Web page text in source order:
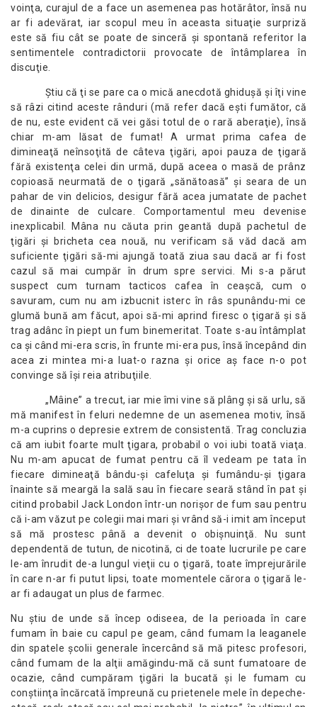
voinţa, curajul de a face un asemenea pas hotărâtor, însă nu
ar fi adevărat, iar scopul meu în aceasta situaţie surpriză
este să fiu cât se poate de sinceră şi spontană referitor la
sentimentele contradictorii provocate de întâmplarea în
discuţie.
Ştiu că ţi se pare ca o mică anecdotă ghiduşă şi îţi vine
să râzi citind aceste rânduri (mă refer dacă eşti fumător, că
de nu, este evident că vei găsi totul de o rară aberaţie), însă
chiar m-am lăsat de fumat! A urmat prima cafea de
dimineaţă neînsoţită de câteva ţigări, apoi pauza de ţigară
fără existenţa celei din urmă, după aceea o masă de prânz
copioasă neurmată de o ţigară „sănătoasă” şi seara de un
pahar de vin delicios, desigur fără acea jumatate de pachet
de dinainte de culcare. Comportamentul meu devenise
inexplicabil. Mâna nu căuta prin geantă după pachetul de
ţigări şi bricheta cea nouă, nu verificam să văd dacă am
suficiente ţigări să-mi ajungă toată ziua sau dacă ar fi fost
cazul să mai cumpăr în drum spre servici. Mi s-a părut
suspect cum turnam tacticos cafea în ceaşcă, cum o
savuram, cum nu am izbucnit isterc în râs spunându-mi ce
glumă bună am făcut, apoi să-mi aprind firesc o ţigară şi să
trag adânc în piept un fum binemeritat. Toate s-au întâmplat
ca şi când mi-era scris, în frunte mi-era pus, însă începând din
acea zi mintea mi-a luat-o razna şi orice aş face n-o pot
convinge să îşi reia atribuţiile.
„Mâine” a trecut, iar mie îmi vine să plâng şi să urlu, să
mă manifest în feluri nedemne de un asemenea motiv, însă
m-a cuprins o depresie extrem de consistentă. Trag concluzia
că am iubit foarte mult ţigara, probabil o voi iubi toată viaţa.
Nu m-am apucat de fumat pentru că îl vedeam pe tata în
fiecare dimineaţă bându-şi cafeluţa şi fumându-şi ţigara
înainte să meargă la sală sau în fiecare seară stând în pat şi
citind probabil Jack London într-un norişor de fum sau pentru
că i-am văzut pe colegii mai mari şi vrând să-i imit am început
să mă prostesc până a devenit o obişnuinţă. Nu sunt
dependentă de tutun, de nicotină, ci de toate lucrurile pe care
le-am înrudit de-a lungul vieţii cu o ţigară, toate împrejurările
în care n-ar fi putut lipsi, toate momentele cărora o ţigară le-
ar fi adaugat un plus de farmec.
Nu ştiu de unde să încep odiseea, de la perioada în care
fumam în baie cu capul pe geam, când fumam la leaganele
din spatele şcolii generale încercând să mă pitesc profesori,
când fumam de la alţii amăgindu-mă că sunt fumatoare de
ocazie, când cumpăram ţigări la bucată şi le fumam cu
conştiinţa încărcată împreună cu prietenele mele în depeche-